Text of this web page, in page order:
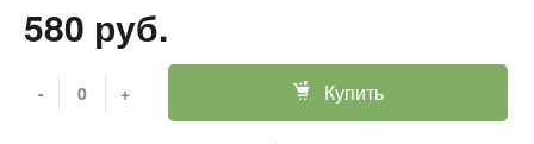
580 руб.
- + Купить